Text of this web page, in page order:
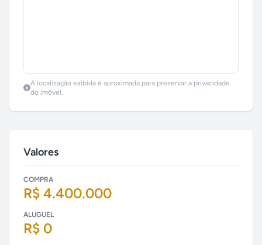
A localização exibida é aproximada para preservar a privacidade
do imóvel.
Valores
COMPRA
R$ 4.400.000
ALUGUEL
R$ 0